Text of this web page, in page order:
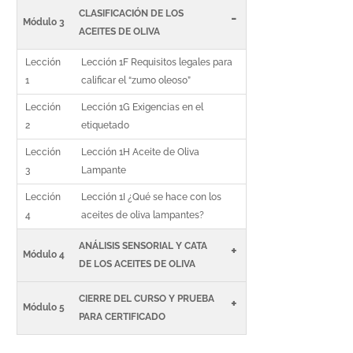
Módulo 3
CLASIFICACIÓN DE LOS
ACEITES DE OLIVA
-
Lección
1
Lección 1F Requisitos legales para
calificar el “zumo oleoso”
Lección
2
Lección 1G Exigencias en el
etiquetado
Lección
3
Lección 1H Aceite de Oliva
Lampante
Lección
4
Lección 1I ¿Qué se hace con los
aceites de oliva lampantes?
Módulo 4
ANÁLISIS SENSORIAL Y CATA
DE LOS ACEITES DE OLIVA
+
Módulo 5
CIERRE DEL CURSO Y PRUEBA
PARA CERTIFICADO
+